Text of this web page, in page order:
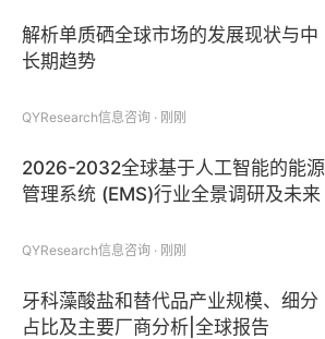
解析单质硒全球市场的发展现状与中
长期趋势
QYResearch信息咨询 · 刚刚
2026-2032全球基于人工智能的能源
管理系统 (EMS)行业全景调研及未来
QYResearch信息咨询 · 刚刚
牙科藻酸盐和替代品产业规模、细分
占比及主要厂商分析|全球报告